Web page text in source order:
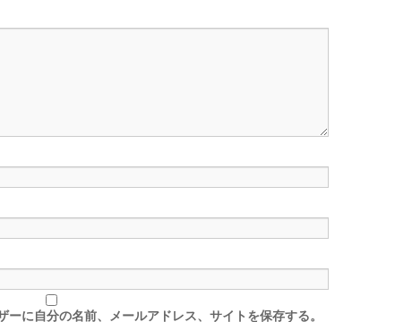
に自分の名前、メールアドレス、サイトを保存する。